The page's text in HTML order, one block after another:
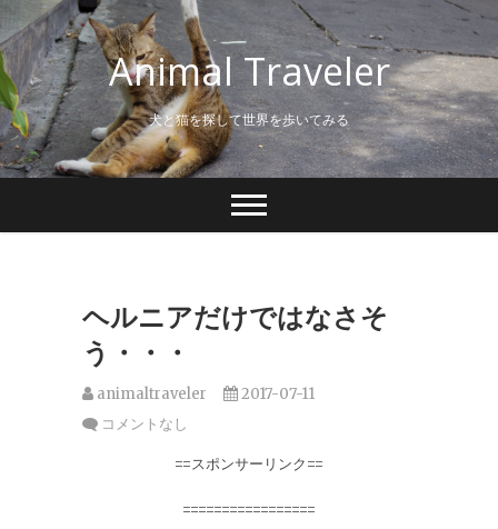
S
k
i
p
t
o
c
o
Animal Traveler
犬と猫を探して世界を歩いてみる
ヘルニアだけではなさそ
う・・・
animaltraveler
2017-07-11
コメントなし
==スポンサーリンク==
=================